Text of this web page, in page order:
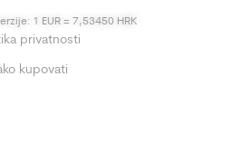
1 EUR = 7,53450 HRK
privatnosti
kupovati